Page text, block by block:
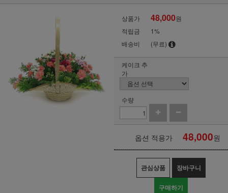
상품가 48,000원
적립금
1%
배송비
(무료)
케이크 추
가
수량
옵션 적용가 48,000원
관심상품 장바구니
구매하기